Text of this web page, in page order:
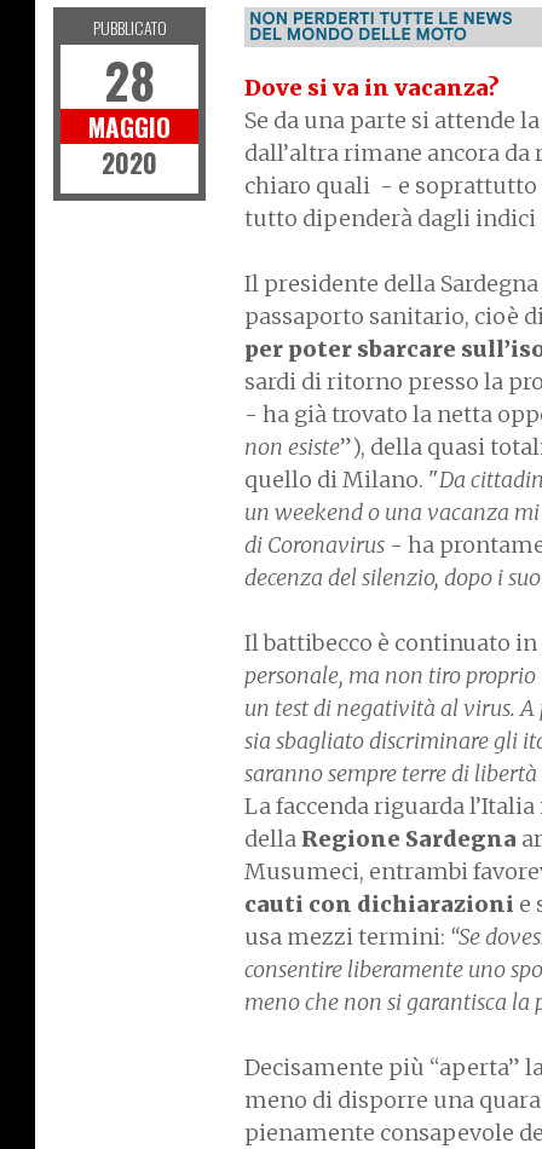
Dove si va in vacanza?
Se da una parte si attende
dall’altra rimane ancora
chiaro quali - e
tutto dipenderà dagli
Il presidente della
passaporto sanitario, cioè
per poter sbarcare
sardi di ritorno presso la
- ha già trovato la netta
non esiste”), della quasi
quello di Milano. "Da
un weekend o una vacanza
di Coronavirus - ha
decenza del silenzio, dopo i
Il battibecco è continuato
personale, ma non tiro
un test di negatività al virus. A
sia sbagliato discriminare gli
saranno sempre terre di
La faccenda riguarda
della Regione Sardegna
Musumeci, entrambi
cauti con dichiarazioni e
usa mezzi termini: “Se
consentire liberamente uno
meno che non si garantisca
Decisamente più “aperta”
meno di disporre una
pienamente consapevole
PUBBLICATO
28
MAGGIO
2020